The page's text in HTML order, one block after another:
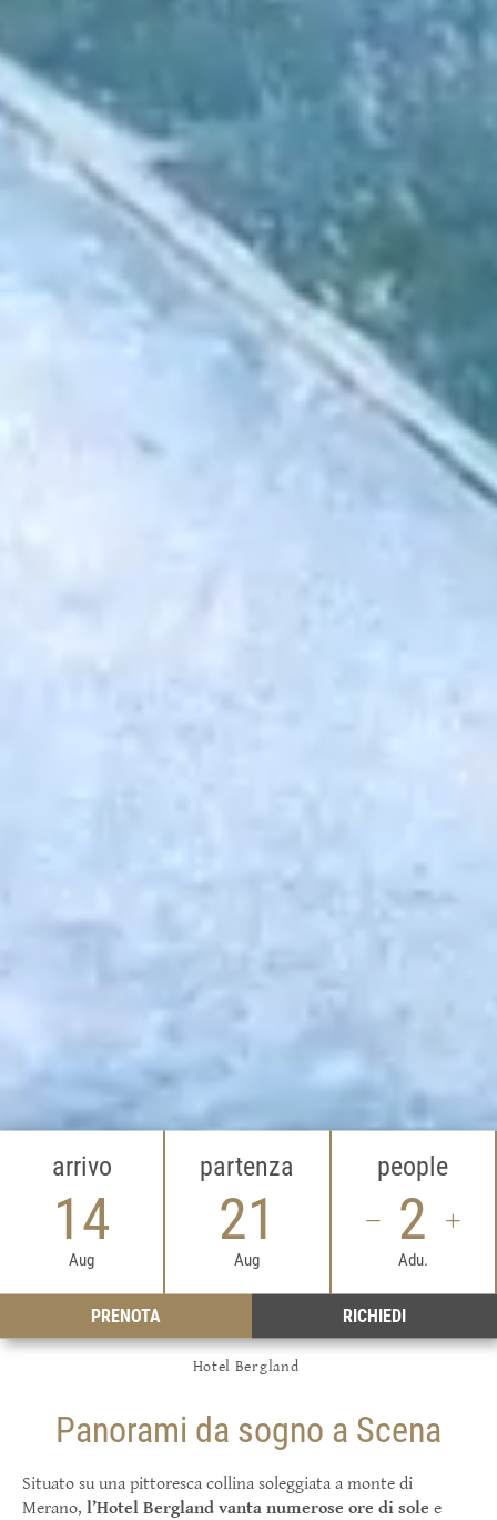
arrivo
14
Aug
partenza
21
Aug
people
2
Adu.
PRENOTA RICHIEDI
Hotel Bergland
Panorami da sogno a Scena
Situato su una pittoresca collina soleggiata a monte di
Merano, l’Hotel Bergland vanta numerose ore di sole e